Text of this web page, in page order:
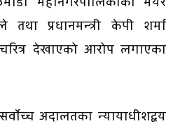
प्रधानमन्त्री केपी शर्मा
देखाएको आरोप लगाएका
अदालतका न्यायाधीशद्वय